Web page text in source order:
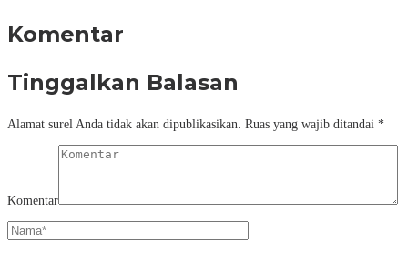
Komentar
Tinggalkan Balasan
Alamat surel Anda tidak akan dipublikasikan. Ruas yang wajib ditandai *
Komentar